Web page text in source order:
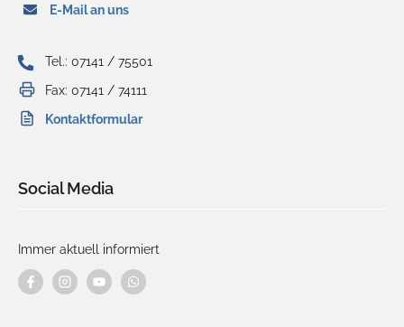
E-Mail an uns
Tel.: 07141 / 75501
Fax: 07141 / 74111
Kontaktformular
Social Media
Immer aktuell informiert